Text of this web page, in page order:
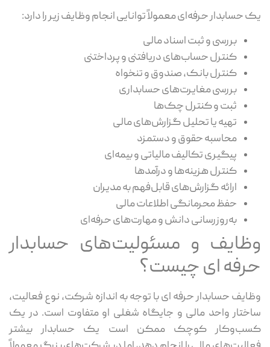
یک حسابدار حرفه‌ای معمولاً توانایی انجام وظایف زیر را دارد:
بررسی و ثبت اسناد مالی
کنترل حساب‌های دریافتنی و پرداختنی
کنترل بانک، صندوق و تنخواه
بررسی مغایرت‌های حسابداری
ثبت و کنترل چک‌ها
تهیه یا تحلیل گزارش‌های مالی
محاسبه حقوق و دستمزد
پیگیری تکالیف مالیاتی و بیمه‌ای
کنترل هزینه‌ها و درآمدها
ارائه گزارش‌های قابل‌فهم به مدیران
حفظ محرمانگی اطلاعات مالی
به‌روزرسانی دانش و مهارت‌های حرفه‌ای
وظایف و مسئولیت‌های حسابدار
حرفه‌ ای چیست؟
وظایف حسابدار حرفه ای با توجه به اندازه شرکت، نوع فعالیت،
ساختار واحد مالی و جایگاه شغلی او متفاوت است. در یک
کسب‌وکار کوچک ممکن است یک حسابدار بیشتر